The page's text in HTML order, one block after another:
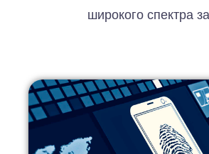
широкого спектра